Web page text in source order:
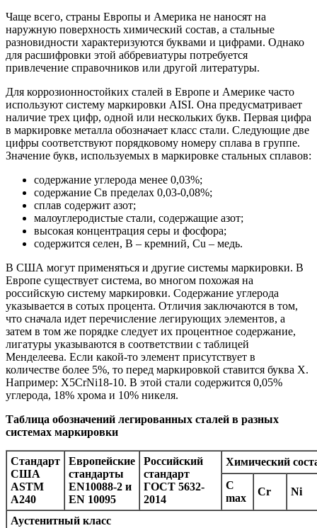
Чаще всего, страны Европы и Америка не наносят на
наружную поверхность химический состав, а стальные
разновидности характеризуются буквами и цифрами. Однако
для расшифровки этой аббревиатуры потребуется
привлечение справочников или другой литературы.
Для коррозионностойких сталей в Европе и Америке часто
используют систему маркировки AISI. Она предусматривает
наличие трех цифр, одной или нескольких букв. Первая цифра
в маркировке металла обозначает класс стали. Следующие две
цифры соответствуют порядковому номеру сплава в группе.
Значение букв, используемых в маркировке стальных сплавов:
содержание углерода менее 0,03%;
содержание Св пределах 0,03-0,08%;
сплав содержит азот;
малоуглеродистые стали, содержащие азот;
высокая концентрация серы и фосфора;
содержится селен, B – кремний, Cu – медь.
В США могут применяться и другие системы маркировки. В
Европе существует система, во многом похожая на
российскую систему маркировки. Содержание углерода
указывается в сотых процента. Отличия заключаются в том,
что сначала идет перечисление легирующих элементов, а
затем в том же порядке следует их процентное содержание,
лигатуры указываются в соответствии с таблицей
Менделеева. Если какой-то элемент присутствует в
количестве более 5%, то перед маркировкой ставится буква X.
Например: X5CrNi18-10. В этой стали содержится 0,05%
углерода, 18% хрома и 10% никеля.
Таблица обозначений легированных сталей в разных
системах маркировки
Стандарт
США
ASTM
A240
Европейские
стандарты
EN10088-2 и
EN 10095
Российский
стандарт
ГОСТ 5632-
2014
Химический
C
max
Cr Ni
Аустенитный класс